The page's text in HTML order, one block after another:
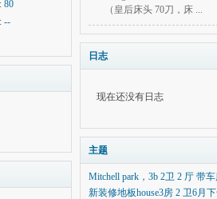
80
--
（皇后床头 70刀，床 ...
日志
现在还没有日志
主题
Mitchell park，3b 2卫 2 厅 带
新装修地板house3房 2 卫6月